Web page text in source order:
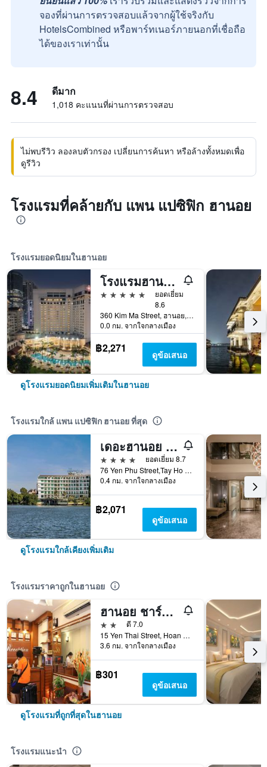
จองที่ผ่านการตรวจสอบแล้วจากผู้ใช้จริงกับ
HotelsCombined หรือพาร์ทเนอร์ภายนอกที่เชื่อถือ
ได้ของเราเท่านั้น
8.4 ดีมาก
1,018 คะแนนที่ผ่านการตรวจสอบ
ไม่พบรีวิว ลองลบตัวกรอง เปลี่ยนการค้นหา หรือล้างทั้งหมดเพื่อ
ดูรีวิว
โรงแรมที่คล้ายกับ แพน แปซิฟิก ฮานอย
โรงแรมยอดนิยมในฮานอย
โรงแรมฮานอย แดวู
5 ดาว
ยอดเยี่ยม
8.6
360 Kim Ma Street, ฮานอย, เวียดนาม
0.0 กม. จากใจกลางเมือง
฿2,271 ดูข้อเสนอ
ดูโรงแรมยอดนิยมเพิ่มเติมในฮานอย
โรงแรมใกล้ แพน แปซิฟิก ฮานอย ที่สุด
เดอะฮานอย คลับโฮเทลแอนด์เรสซิเดนเซส
4 ดาว
ยอดเยี่ยม 8.7
76 Yen Phu Street,Tay Ho District, ฮานอย, เวียดนาม
0.4 กม. จากใจกลางเมือง
฿2,071
ดูข้อเสนอ
ดูโรงแรมใกล้เคียงเพิ่มเติม
โรงแรมราคาถูกในฮานอย
ฮานอย ชาร์มิ่ง เฮาส์
2 ดาว
ดี 7.0
15 Yen Thai Street, Hoan Kiem, ฮานอย, เวียดนาม
3.6 กม. จากใจกลางเมือง
฿301
ดูข้อเสนอ
ดูโรงแรมที่ถูกที่สุดในฮานอย
โรงแรมแนะนำ